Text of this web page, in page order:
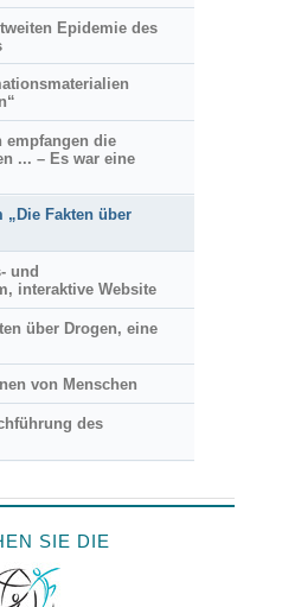
Epidemie des
empfangen die
... – Es war eine
„Die Fakten über
und
interaktive Website
über Drogen, eine
von Menschen
des
SIE DIE